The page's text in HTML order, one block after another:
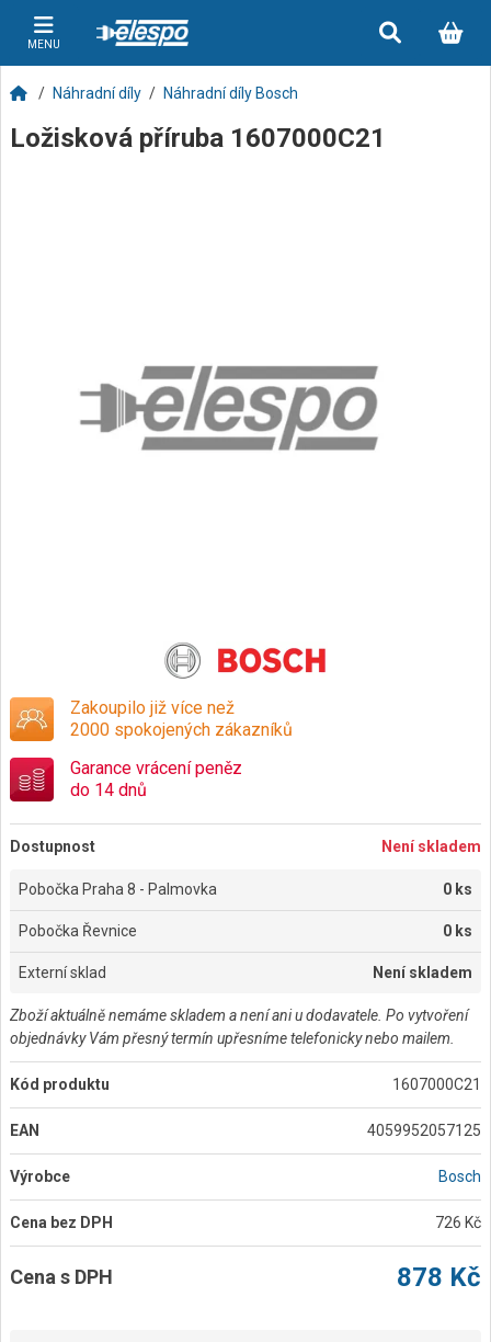
MENU
Náhradní díly Náhradní díly Bosch
Ložisková příruba 1607000C21
Zakoupilo již více než
2000 spokojených zákazníků
Garance vrácení peněz
do 14 dnů
Dostupnost Není skladem
Pobočka Praha 8 - Palmovka 0 ks
Pobočka Řevnice 0 ks
Externí sklad Není skladem
Zboží aktuálně nemáme skladem a není ani u dodavatele. Po vytvoření
objednávky Vám přesný termín upřesníme telefonicky nebo mailem.
Kód produktu 1607000C21
EAN 4059952057125
Výrobce Bosch
Cena bez DPH 726 Kč
Cena s DPH 878 Kč